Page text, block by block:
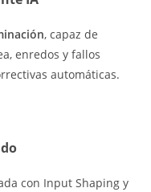
, capaz de
enredos y fallos
automáticas.
con Input Shaping y